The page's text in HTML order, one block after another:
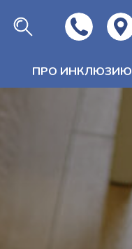
ПРО ИНКЛЮЗИЮ